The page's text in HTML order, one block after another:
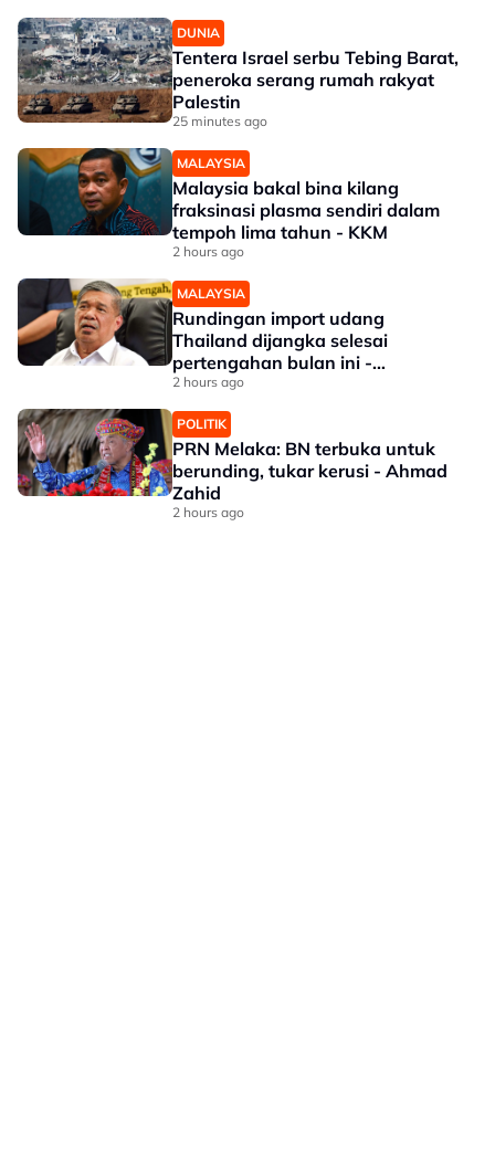
DUNIA
Tentera Israel serbu Tebing Barat,
peneroka serang rumah rakyat
Palestin
25 minutes ago
MALAYSIA
Malaysia bakal bina kilang
fraksinasi plasma sendiri dalam
tempoh lima tahun - KKM
2 hours ago
MALAYSIA
Rundingan import udang
Thailand dijangka selesai
pertengahan bulan ini -
Mohamad
2 hours ago
POLITIK
PRN Melaka: BN terbuka untuk
berunding, tukar kerusi - Ahmad
Zahid
2 hours ago